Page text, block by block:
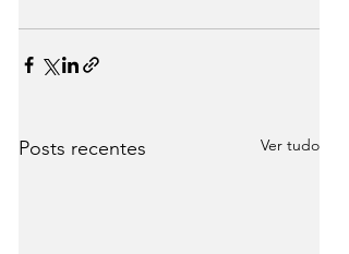
Posts recentes Ver tudo